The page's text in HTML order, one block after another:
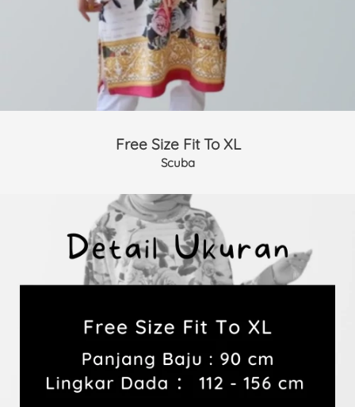
Free Size Fit To XL
Scuba